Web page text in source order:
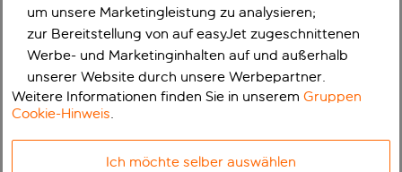
um unsere Marketingleistung zu analysieren;
zur Bereitstellung von auf easyJet zugeschnittenen
Werbe- und Marketinginhalten auf und außerhalb
unserer Website durch unsere Werbepartner.
Weitere Informationen finden Sie in unseremGruppen
Cookie-Hinweis.
Ich möchte selber auswählen